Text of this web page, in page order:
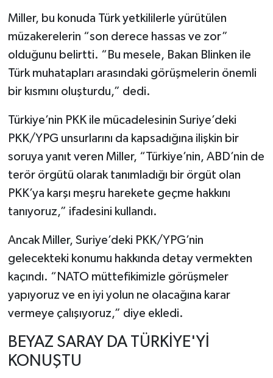
Miller, bu konuda Türk yetkililerle yürütülen
müzakerelerin “son derece hassas ve zor”
olduğunu belirtti. “Bu mesele, Bakan Blinken ile
Türk muhatapları arasındaki görüşmelerin önemli
bir kısmını oluşturdu,” dedi.
Türkiye’nin PKK ile mücadelesinin Suriye’deki
PKK/YPG unsurlarını da kapsadığına ilişkin bir
soruya yanıt veren Miller, “Türkiye’nin, ABD’nin de
terör örgütü olarak tanımladığı bir örgüt olan
PKK’ya karşı meşru harekete geçme hakkını
tanıyoruz,” ifadesini kullandı.
Ancak Miller, Suriye’deki PKK/YPG’nin
gelecekteki konumu hakkında detay vermekten
kaçındı. “NATO müttefikimizle görüşmeler
yapıyoruz ve en iyi yolun ne olacağına karar
vermeye çalışıyoruz,” diye ekledi.
BEYAZ SARAY DA TÜRKİYE'Yİ
KONUŞTU